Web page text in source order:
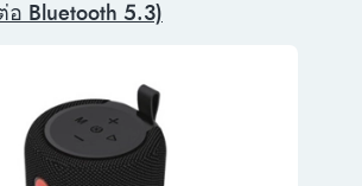
Bluetooth 5.3)